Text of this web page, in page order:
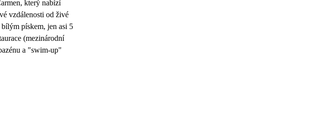
který nabízí
vzdálenosti od živé
pískem, jen asi 5
(mezinárodní
a "swim-up"